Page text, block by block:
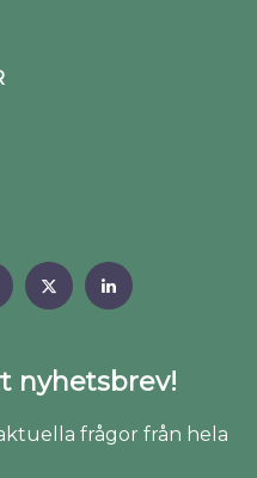
nyhetsbrev!
frågor från hela